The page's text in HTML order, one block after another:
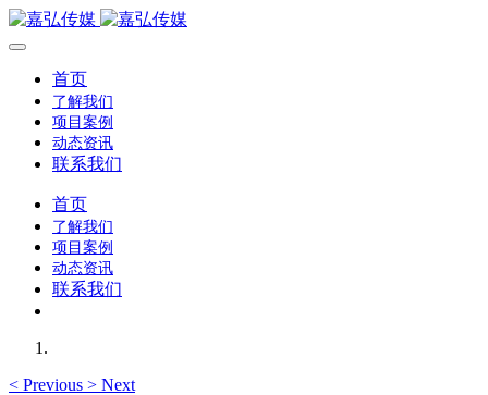
首页
了解我们
项目案例
动态资讯
联系我们
首页
了解我们
项目案例
动态资讯
联系我们
< Previous > Next